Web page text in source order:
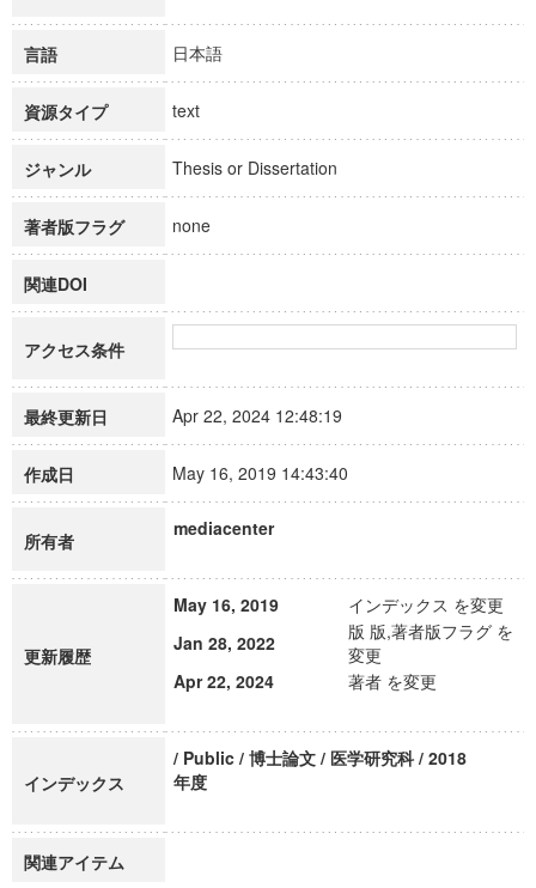
言語 日本語
資源タイプ text
ジャンル Thesis or Dissertation
著者版フラグ none
関連DOI
アクセス条件
最終更新日 Apr 22, 2024 12:48:19
作成日 May 16, 2019 14:43:40
所有者
mediacenter
更新履歴
May 16, 2019
インデックス を変更
Jan 28, 2022
版 版,著者版フラグ を
変更
Apr 22, 2024
著者 を変更
インデックス
/ Public / 博士論文 / 医学研究科 / 2018
年度
関連アイテム